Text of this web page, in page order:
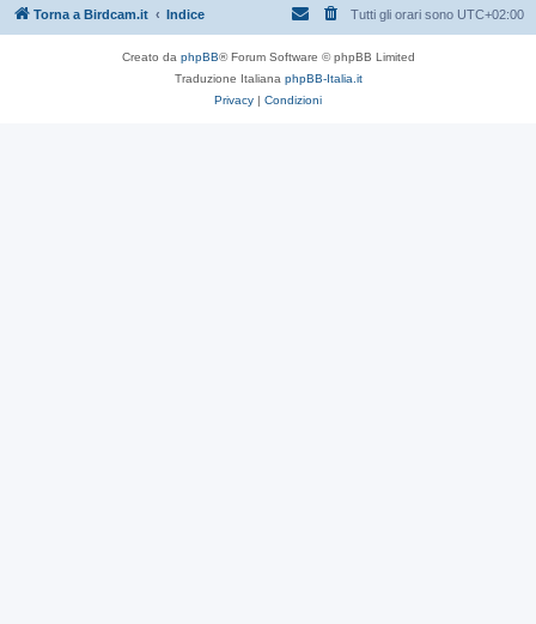
Torna a Birdcam.it Indice Tutti gli orari sono UTC+02:00
Creato da phpBB® Forum Software © phpBB Limited
Traduzione Italiana phpBB-Italia.it
Privacy | Condizioni